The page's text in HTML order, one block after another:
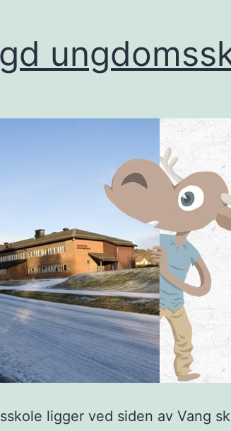
ligger ved siden av Vang